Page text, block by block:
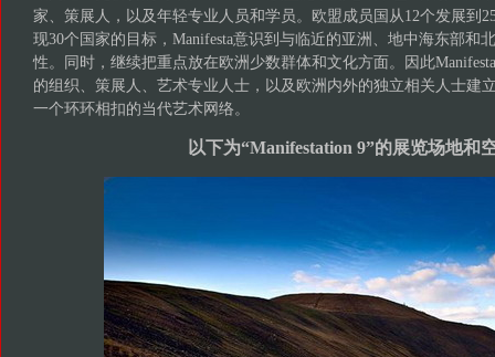
家、策展人，以及年轻专业人​​员和学员。欧盟成员国从12个发展到
现30个国家的目标，Manifesta意识到与临近的亚洲、地中海东部和
性。同时，继续把重点放在欧洲少数群体和文化方面。因此
的组织、策展人、艺术专业人士，以及欧洲内外的独立相关人士建
一个环环相扣的当代艺术网络。
以下为“Manifestation 9”的展览场地和